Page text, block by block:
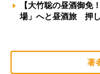
【大竹聡の昼酒御免
場」へと昼酒旅 押
著